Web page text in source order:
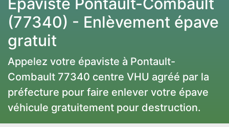
(77340) - Enlèvement épave
gratuit
Appelez votre épaviste à Pontault-
Combault 77340 centre VHU agréé par la
préfecture pour faire enlever votre épave
véhicule gratuitement pour destruction.